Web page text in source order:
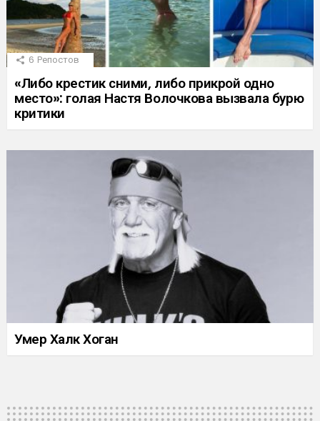
6 Репостов
«Либо крестик сними, либо прикрой одно
место»: голая Настя Волочкова вызвала бурю
критики
Умер Халк Хоган